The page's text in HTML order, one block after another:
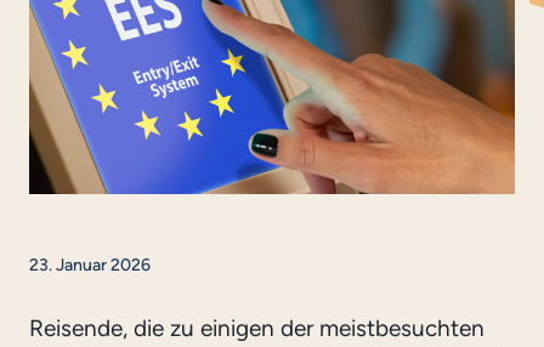
23. Januar 2026
Reisende, die zu einigen der meistbesuchten